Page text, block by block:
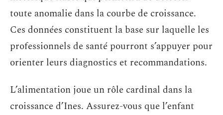
toute anomalie dans la courbe de croissance.
Ces données constituent la base sur laquelle les
professionnels de santé pourront s’appuyer pour
orienter leurs diagnostics et recommandations.
L’alimentation joue un rôle cardinal dans la
croissance d’Ines. Assurez-vous que l’enfant